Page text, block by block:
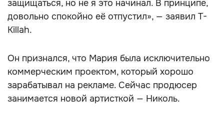
защищаться, но не я это начинал. В принципе,
довольно спокойно её отпустил», — заявил T-
Killah.
Он признался, что Мария была исключительно
коммерческим проектом, который хорошо
зарабатывал на рекламе. Сейчас продюсер
занимается новой артисткой — Николь.